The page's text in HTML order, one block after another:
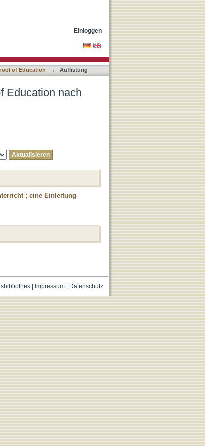
Einloggen
of Education →
Auflistung
Education nach
; eine Einleitung
| Impressum| Datenschutz